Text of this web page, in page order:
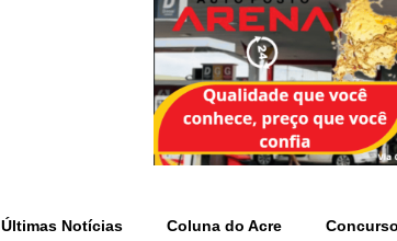
Últimas Notícias Coluna do Acre